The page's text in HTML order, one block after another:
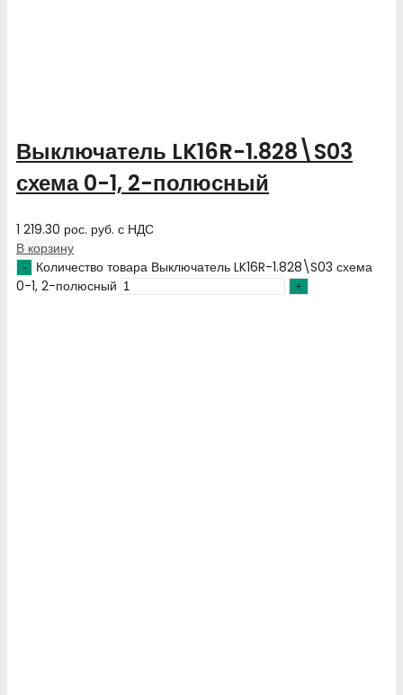
Выключатель LK16R-1.828\S03
схема 0-1, 2-полюсный
1 219.30 рос. руб. с НДС
В корзину
Количество товара Выключатель LK16R-1.828\S03 схема
0-1, 2-полюсный